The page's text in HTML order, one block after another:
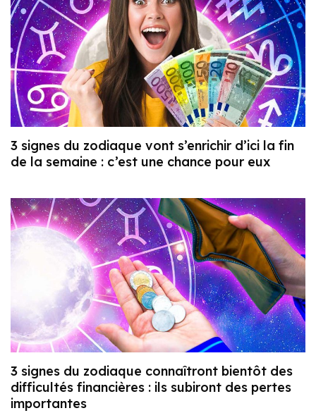
3 signes du zodiaque vont s’enrichir d’ici la fin
de la semaine : c’est une chance pour eux
3 signes du zodiaque connaîtront bientôt des
difficultés financières : ils subiront des pertes
importantes